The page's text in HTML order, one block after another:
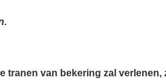
tranen van bekering zal verlenen,